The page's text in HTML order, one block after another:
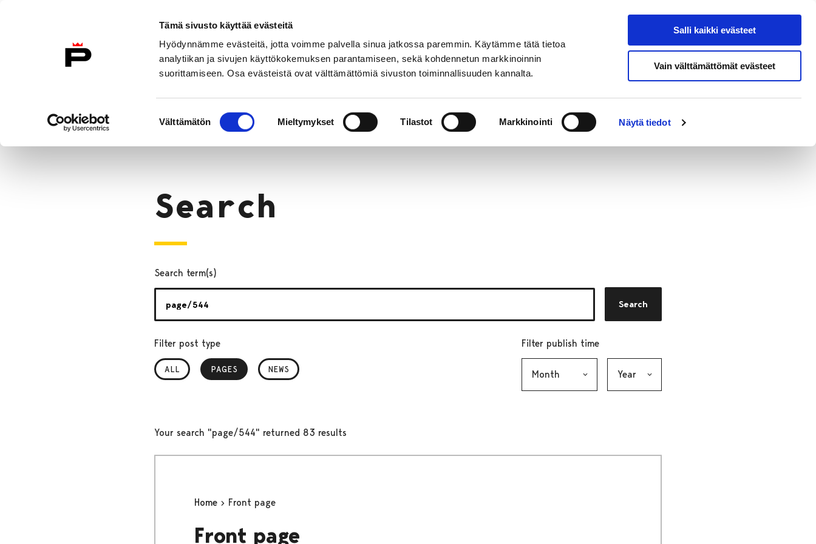
Tämä sivusto käyttää evästeitä
Hyödynnämme evästeitä, jotta voimme palvella sinua jatkossa paremmin. Käytämme tätä tietoa
analytiikan ja sivujen käyttökokemuksen parantamiseen, sekä kohdennetun markkinoinnin
suorittamiseen. Osa evästeistä ovat välttämättömiä sivuston toiminnallisuuden kannalta.
valinta
Välttämätön Mieltymykset Tilastot Markkinointi Näytä tiedot
Salli kaikki evästeet
Vain välttämättömät evästeet
To Home Page
In
English
Search from site
Home
Search
Search
Search term(s)
Search
Filter post type
ALL PAGES
, SELECTED NEWS
Filter publish time
Your search "page/544" returned 83 results
Home Front page
Front page